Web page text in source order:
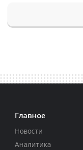
Главное
Новости
Аналитика